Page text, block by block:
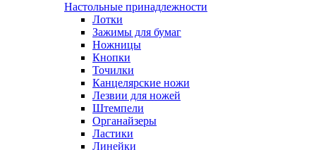
Настольные принадлежности
Лотки
Зажимы для бумаг
Ножницы
Кнопки
Точилки
Канцелярские ножи
Лезвии для ножей
Штемпели
Органайзеры
Ластики
Линейки